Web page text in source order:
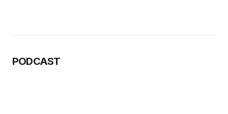
PODCAST